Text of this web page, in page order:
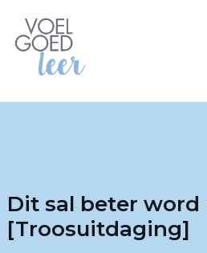
Dit sal beter word
[Troosuitdaging]